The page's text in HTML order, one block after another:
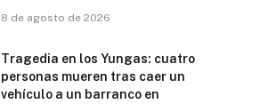
8 de agosto de 2026
Tragedia en los Yungas: cuatro
personas mueren tras caer un
vehículo a un barranco en